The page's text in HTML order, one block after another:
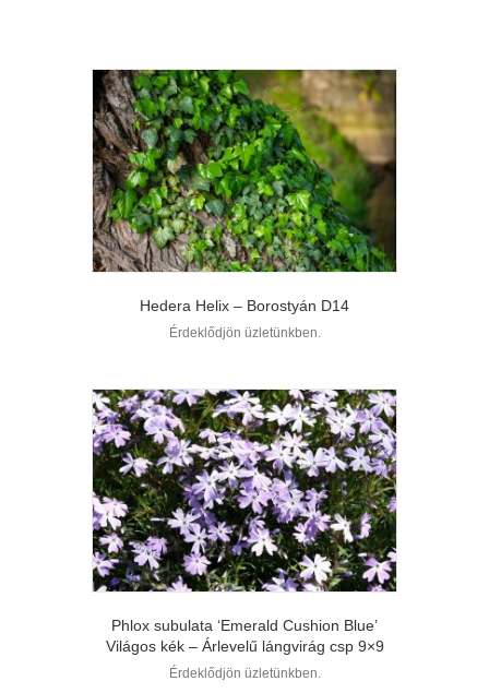
Hedera Helix – Borostyán D14
Érdeklődjön üzletünkben.
Phlox subulata ‘Emerald Cushion Blue’
Világos kék – Árlevelű lángvirág csp 9×9
Érdeklődjön üzletünkben.